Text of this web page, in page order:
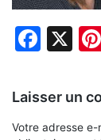
X
Laisser un
Votre adresse e-